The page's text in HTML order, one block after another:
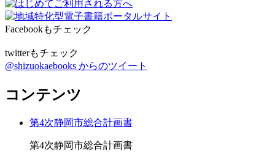
Facebookもチェック
twitterもチェック
@shizuokaebooks からのツイート
コンテンツ
第4次静岡市総合計画書
第4次静岡市総合計画書